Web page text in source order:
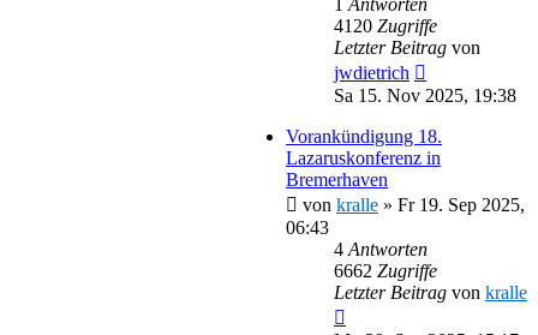
4120 Zugriffe
Letzter Beitrag von
jwdietrich
Sa 15. Nov 2025, 19:38
Vorankündigung 18.
Lazaruskonferenz in
Bremerhaven
von kralle » Fr 19. Sep 2025,
06:43
4 Antworten
6662 Zugriffe
Letzter Beitrag von kralle